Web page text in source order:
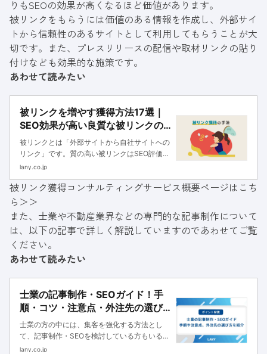
りもSEOの効果が高くなるほど価値があります。
被リンクをもらうには価値のある情報を作成し、外部サイ
トから信頼性のあるサイトとして利用してもらうことが大
切です。また、プレスリリースの配信や取材リンクの貼り
付けなども効果的な施策です。
あわせて読みたい
被リンクを増やす獲得方法17選｜
SEO効果が高い良質な被リンクの
増やし方
被リンクとは「外部サイトから自社サイトへの
リンク」です。質の高い被リンクはSEO評価を
高め、検索順位を決定する重要な要素です。本
を増やす獲得方法を解説します。
lany.co.jp
被リンク獲得コンサルティングサービス概要ページはこち
ら＞＞
また、士業や不動産業界などの専門的な記事制作について
は、以下の記事で詳しく解説していますのであわせてご覧
ください。
あわせて読みたい
士業の記事制作・SEOガイド！手
順・コツ・注意点・外注先の選び
方を解説｜株式会社LANY | 企業の
グロースパートナー (The Growth
Partner)
士業の方の中には、集客を強化する方法とし
て、記事制作・SEOを検討している方もいるの
ではないでしょうか。士業で記事制作・SEOに
lany.co.jp